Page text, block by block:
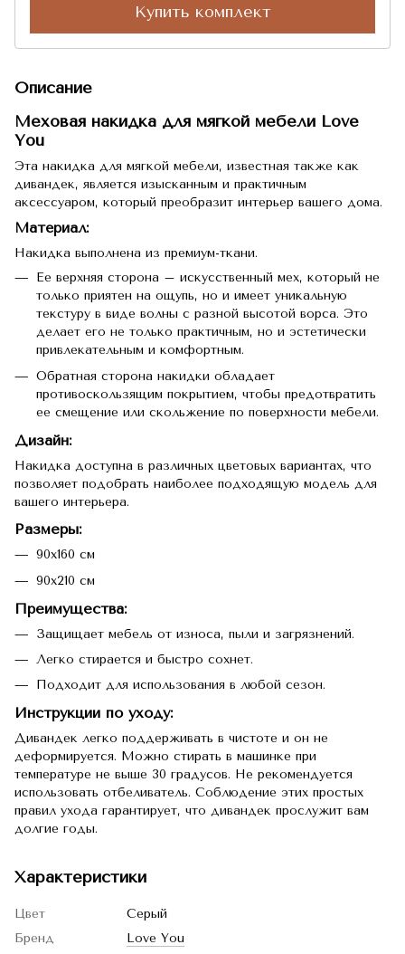
Купить комплект
Описание
Меховая накидка для мягкой мебели Love
You
Эта накидка для мягкой мебели, известная также как
дивандек, является изысканным и практичным
аксессуаром, который преобразит интерьер вашего дома.
Материал:
Накидка выполнена из премиум-ткани.
Ее верхняя сторона – искусственный мех, который не
только приятен на ощупь, но и имеет уникальную
текстуру в виде волны с разной высотой ворса. Это
делает его не только практичным, но и эстетически
привлекательным и комфортным.
Обратная сторона накидки обладает
противоскользящим покрытием, чтобы предотвратить
ее смещение или скольжение по поверхности мебели.
Дизайн:
Накидка доступна в различных цветовых вариантах, что
позволяет подобрать наиболее подходящую модель для
вашего интерьера.
Размеры:
90х160 см
90х210 см
Преимущества:
Защищает мебель от износа, пыли и загрязнений.
Легко стирается и быстро сохнет.
Подходит для использования в любой сезон.
Инструкции по уходу:
Дивандек легко поддерживать в чистоте и он не
деформируется. Можно стирать в машинке при
температуре не выше 30 градусов. Не рекомендуется
использовать отбеливатель. Соблюдение этих простых
правил ухода гарантирует, что дивандек прослужит вам
долгие годы.
Характеристики
Цвет
Серый
Бренд
Love You